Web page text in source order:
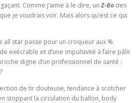
Comme j’aime à le dire, unZ-Bo des
je voudrais voir. Mais alors qu’est ce qui
all star passe pour un croqueur aux %
exécrable et d’une impulsivité à faire pâlir
digne d’un professionnel de santé :
de tir douteuse, tendance à scotcher
stoppant la circulation du ballon, body